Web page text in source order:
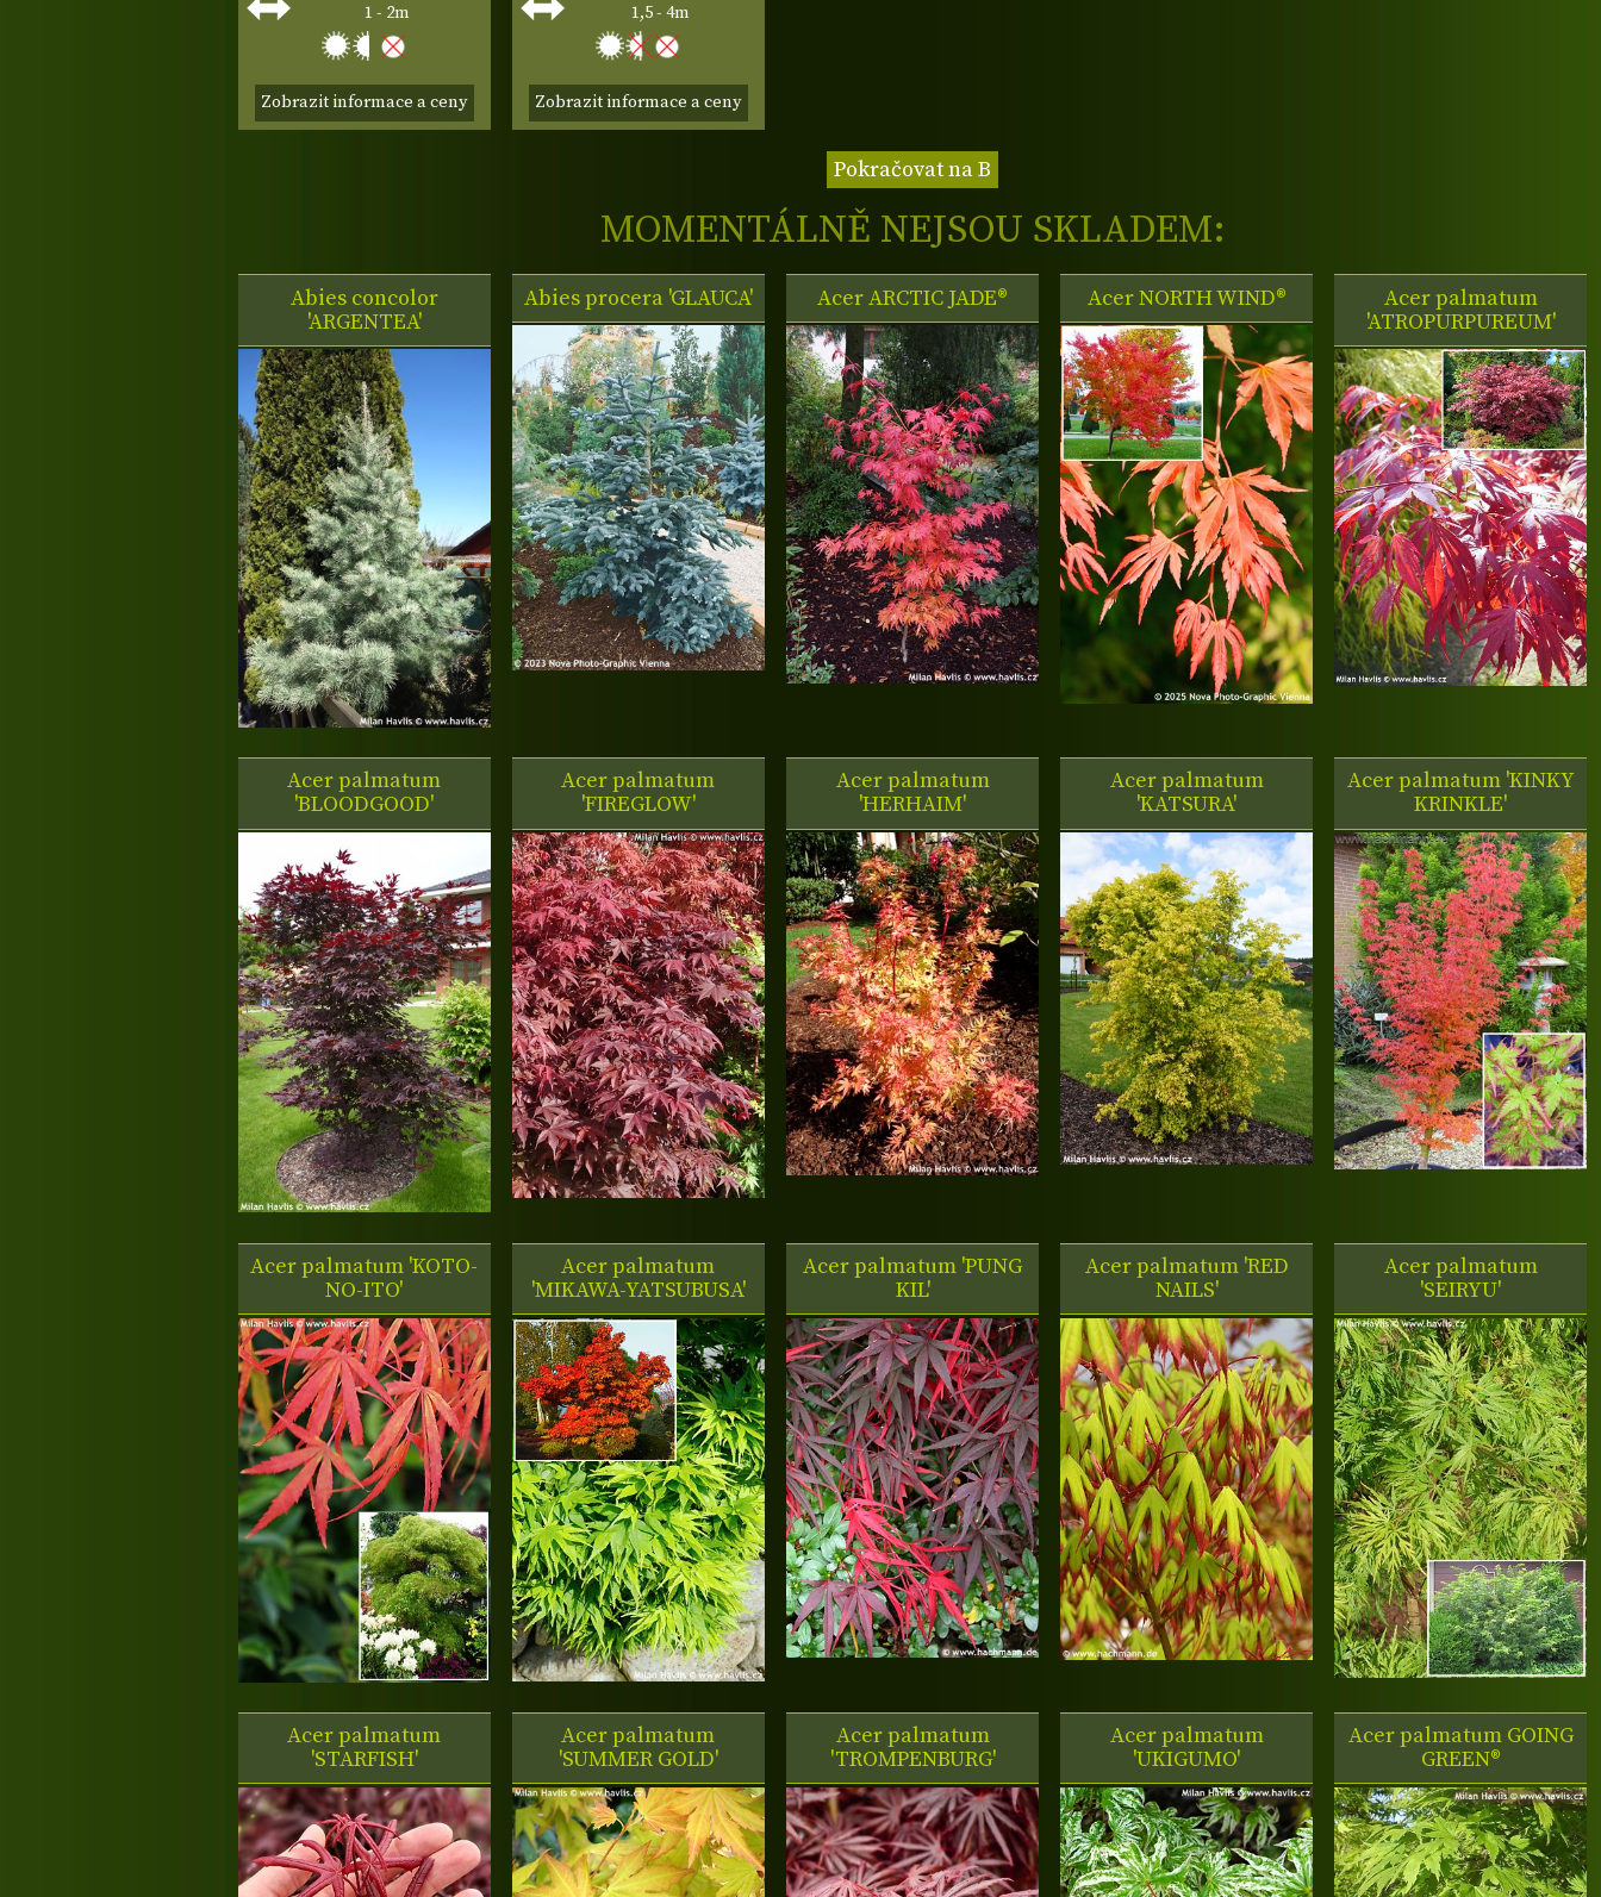
1 - 2m
Zobrazit informace a ceny
1,5 - 4m
Zobrazit informace a ceny
Pokračovat na B
MOMENTÁLNĚ NEJSOU SKLADEM:
Abies concolor
'ARGENTEA'
Abies procera 'GLAUCA' AcerARCTIC JADE® AcerNORTH WIND®
Acer palmatum
'ATROPURPUREUM'
Acer palmatum
'BLOODGOOD'
Acer palmatum
'FIREGLOW'
Acer palmatum
'HERHAIM'
Acer palmatum
'KATSURA'
Acer palmatum 'KINKY
KRINKLE'
Acer palmatum 'KOTO-
NO-ITO'
Acer palmatum
'MIKAWA-YATSUBUSA'
Acer palmatum 'PUNG
KIL'
Acer palmatum 'RED
NAILS'
Acer palmatum
'SEIRYU'
Acer palmatum
'STARFISH'
Acer palmatum
'SUMMER GOLD'
Acer palmatum
'TROMPENBURG'
Acer palmatum
'UKIGUMO'
Acer palmatum GOING
GREEN®